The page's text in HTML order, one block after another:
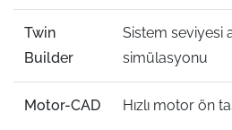
Twin
Builder
Sistem seviyesi
simülasyonu
Motor-CAD Hızlı motor ön